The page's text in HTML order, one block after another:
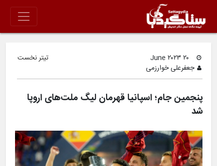
جعفرعلی خوارزمی
تیتر نخست
پنجمین جام؛ اسپانیا قهرمان لیگ ملت‌های اروپا
شد